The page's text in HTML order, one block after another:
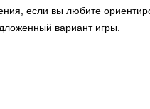
если вы любите
вариант игры.